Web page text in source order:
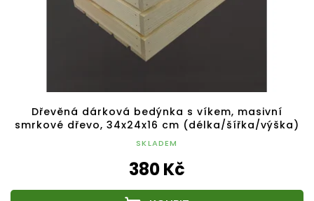
Dřevěná dárková bedýnka s víkem, masivní
smrkové dřevo, 34x24x16 cm (délka/šířka/výška)
SKLADEM
380 Kč